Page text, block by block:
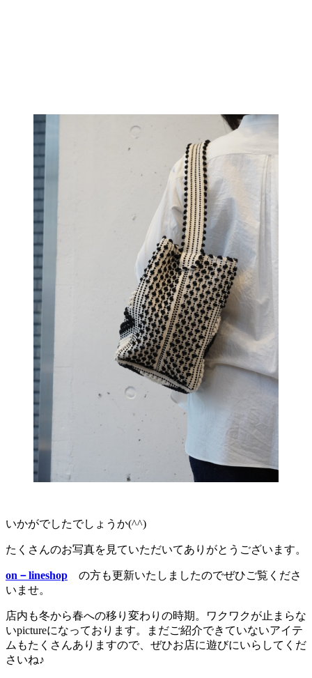
いかがでしたでしょうか(^^)
たくさんのお写真を見ていただいてありがとうございます。
on－lineshop の方も更新いたしましたのでぜひご覧くださ
いませ。
店内も冬から春への移り変わりの時期。ワクワクが止まらな
いpictureになっております。まだご紹介できていないアイテ
ムもたくさんありますので、ぜひお店に遊びにいらしてくだ
さいね♪